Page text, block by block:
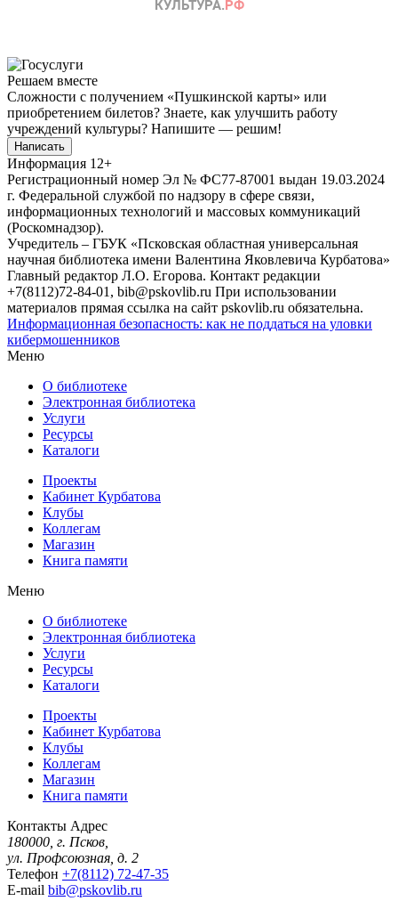
Решаем вместе
Сложности с получением «Пушкинской карты» или
приобретением билетов? Знаете, как улучшить работу
учреждений культуры? Напишите — решим!
Написать
Информация 12+
Регистрационный номер Эл № ФС77-87001 выдан 19.03.2024
г. Федеральной службой по надзору в сфере связи,
информационных технологий и массовых коммуникаций
(Роскомнадзор).
Учредитель – ГБУК «Псковская областная универсальная
научная библиотека имени Валентина Яковлевича Курбатова»
Главный редактор Л.О. Егорова. Контакт редакции
+7(8112)72-84-01, bib@pskovlib.ru При использовании
материалов прямая ссылка на сайт pskovlib.ru обязательна.
Информационная безопасность: как не поддаться на уловки
кибермошенников
Меню
О библиотеке
Электронная библиотека
Услуги
Ресурсы
Каталоги
Проекты
Кабинет Курбатова
Клубы
Коллегам
Магазин
Книга памяти
Меню
О библиотеке
Электронная библиотека
Услуги
Ресурсы
Каталоги
Проекты
Кабинет Курбатова
Клубы
Коллегам
Магазин
Книга памяти
Контакты Адрес
180000, г. Псков,
ул. Профсоюзная, д. 2
Телефон +7(8112) 72-47-35
E-mail bib@pskovlib.ru